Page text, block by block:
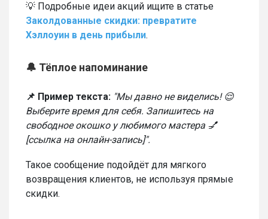
💡 Подробные идеи акций ищите в статье
Заколдованные скидки: превратите
Хэллоуин в день прибыли.
🔔 Тёплое напоминание
📌 Пример текста: "Мы давно не виделись! 😌
Выберите время для себя. Запишитесь на
свободное окошко у любимого мастера 💅
[ссылка на онлайн-запись]".
Такое сообщение подойдёт для мягкого
возвращения клиентов, не используя прямые
скидки.